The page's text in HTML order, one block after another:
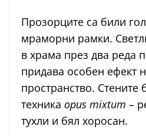
Прозорците са били
мраморни рамки.
в храма през два реда
придава особен ефект
пространство. Стените
техника opus mixtum –
тухли и бял хоросан.